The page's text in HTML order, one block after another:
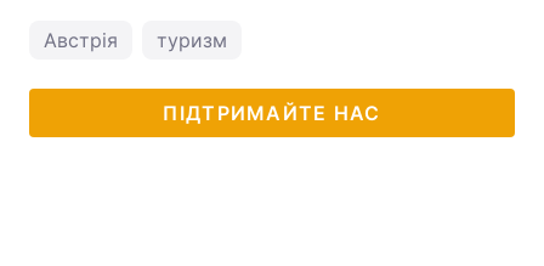
Австрія туризм
ПІДТРИМАЙТЕ НАС